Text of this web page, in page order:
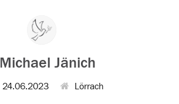
Michael Jänich
24.06.2023 Lörrach